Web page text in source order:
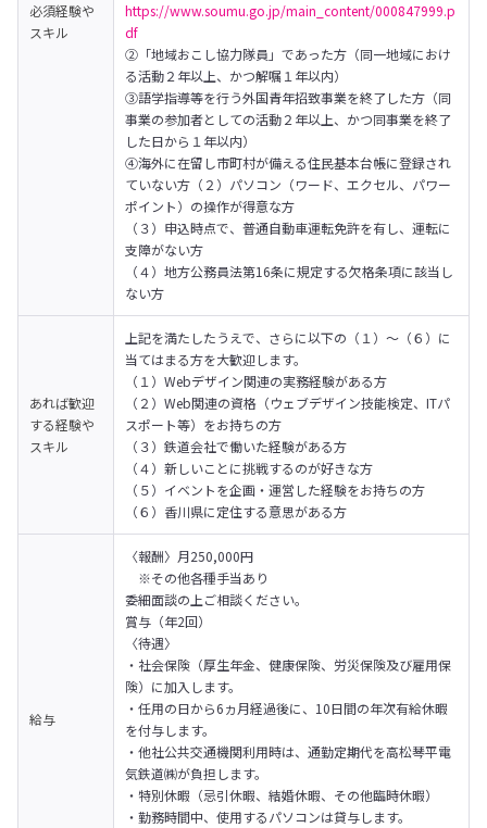
必須経験や
スキル
https://www.soumu.go.jp/main_content/000847999.p
df
②「地域おこし協力隊員」であった方（同一地域におけ
る活動２年以上、かつ解嘱１年以内）
③語学指導等を行う外国青年招致事業を終了した方（同
事業の参加者としての活動２年以上、かつ同事業を終了
した日から１年以内）
④海外に在留し市町村が備える住民基本台帳に登録され
ていない方（２）パソコン（ワード、エクセル、パワー
ポイント）の操作が得意な方
（３）申込時点で、普通自動車運転免許を有し、運転に
支障がない方
（４）地方公務員法第16条に規定する欠格条項に該当し
ない方
あれば歓迎
する経験や
スキル
上記を満たしたうえで、さらに以下の（１）～（６）に
当てはまる方を大歓迎します。
（１）Webデザイン関連の実務経験がある方
（２）Web関連の資格（ウェブデザイン技能検定、ITパ
スポート等）をお持ちの方
（３）鉄道会社で働いた経験がある方
（４）新しいことに挑戦するのが好きな方
（５）イベントを企画・運営した経験をお持ちの方
（６）香川県に定住する意思がある方
給与
〈報酬〉月250,000円
※その他各種手当あり
委細面談の上ご相談ください。
賞与（年2回）
〈待遇〉
・社会保険（厚生年金、健康保険、労災保険及び雇用保
険）に加入します。
・任用の日から6ヵ月経過後に、10日間の年次有給休暇
を付与します。
・他社公共交通機関利用時は、通勤定期代を高松琴平電
気鉄道㈱が負担します。
・特別休暇（忌引休暇、結婚休暇、その他臨時休暇）
・勤務時間中、使用するパソコンは貸与します。